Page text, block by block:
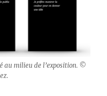
au milieu de l’exposition. ©